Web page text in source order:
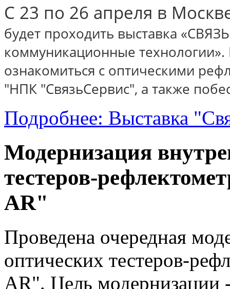
С 23 по 26 апреля в
будет проходить выставка
коммуникационные
ознакомиться с оптическими
"НПК "СвязьСервис", а также
Подробнее: Выставка
Модернизация
тестеров-
AR"
Проведена очередная
оптических тестеров-
AR". Цель